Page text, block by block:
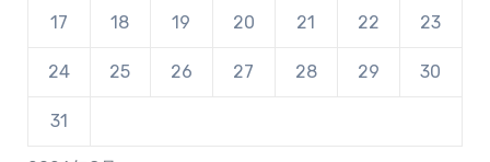
17 18 19 20 21 22 23
24 25 26 27 28 29 30
31